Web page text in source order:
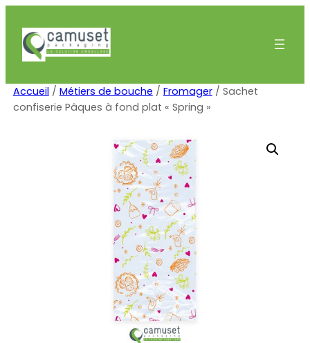
contenu
Accueil / Métiers de bouche / Fromager/ Sachet
confiserie Pâques à fond plat « Spring »